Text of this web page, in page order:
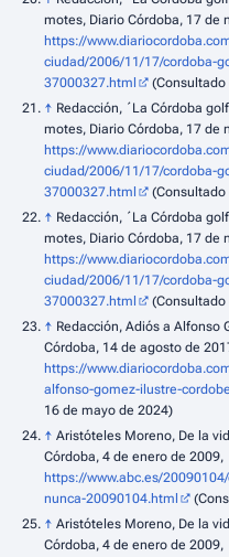
motes, Diario Córdoba, 17 de
https://
ciudad/2006/11/17/cordoba-
37000327.html
(Consultado
↑ Redacción, ´La Córdoba
motes, Diario Córdoba, 17 de
https://
ciudad/2006/11/17/cordoba-
37000327.html
(Consultado
↑ Redacción, ´La Córdoba
motes, Diario Córdoba, 17 de
https://
ciudad/2006/11/17/cordoba-
37000327.html
(Consultado
↑ Redacción, Adiós a Alfonso
Córdoba, 14 de agosto de
https://
alfonso-gomez-ilustre-
16 de mayo de 2024)
↑ Aristóteles Moreno, De la
Córdoba, 4 de enero de 2009,
https://www.abc.es/
nunca-20090104.html
↑ Aristóteles Moreno, De la
Córdoba, 4 de enero de 2009,